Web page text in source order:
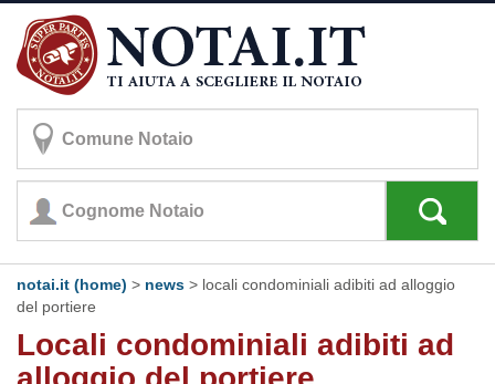
notai.it (home) > news > locali condominiali adibiti ad alloggio
del portiere
Locali condominiali adibiti ad